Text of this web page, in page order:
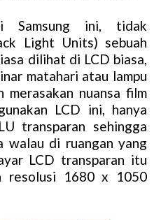
Samsung ini, tidak
Light Units) sebuah
dilihat di LCD biasa,
matahari atau lampu
merasakan nuansa film
LCD ini, hanya
transparan sehingga
walau di ruangan yang
LCD transparan itu
resolusi 1680 x 1050